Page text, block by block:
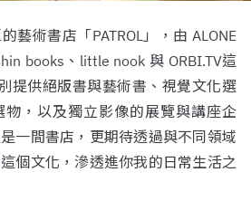
藝術書店「PATROL」，由 ALONE
books、little nook 與 ORBI.TV這
提供絕版書與藝術書、視覺文化選
物，以及獨立影像的展覽與講座企
一間書店，更期待透過與不同領域
個文化，滲透進你我的日常生活之